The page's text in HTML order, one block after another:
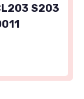
S203